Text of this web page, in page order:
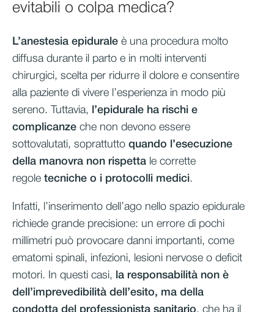
evitabili o colpa medica?
L’anestesia epidurale è una procedura molto
diffusa durante il parto e in molti interventi
chirurgici, scelta per ridurre il dolore e consentire
alla paziente di vivere l’esperienza in modo più
sereno. Tuttavia,
l’epidurale ha rischi e
complicanze che non devono essere
sottovalutati, soprattutto quando l’esecuzione
della manovra non rispetta le corrette
regole tecniche o i protocolli medici.
Infatti, l’inserimento dell’ago nello spazio epidurale
richiede grande precisione: un errore di pochi
millimetri può provocare danni importanti, come
ematomi spinali, infezioni, lesioni nervose o deficit
motori. In questi casi,
la responsabilità non è
dell’imprevedibilità dell’esito, ma della
condotta del professionista sanitario, che ha il